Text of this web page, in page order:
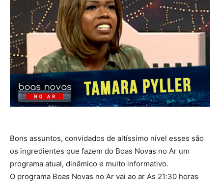
Bons assuntos, convidados de altíssimo nível esses são
os ingredientes que fazem do Boas Novas no Ar um
programa atual, dinâmico e muito informativo.
O programa Boas Novas no Ar vai ao ar As 21:30 horas